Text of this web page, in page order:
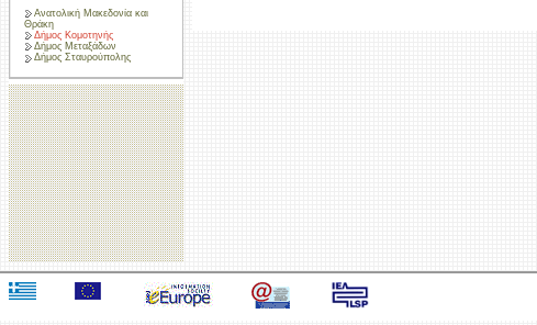
Ανατολική Μακεδονία και
Θράκη
Δήμος Κομοτηνής
Δήμος Μεταξάδων
Δήμος Σταυρούπολης